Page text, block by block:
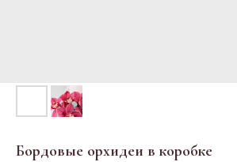
Бордовые орхидеи в коробке